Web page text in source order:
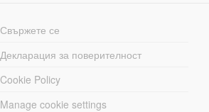
Свържете се
Декларация за поверителност
Cookie Policy
Manage cookie settings